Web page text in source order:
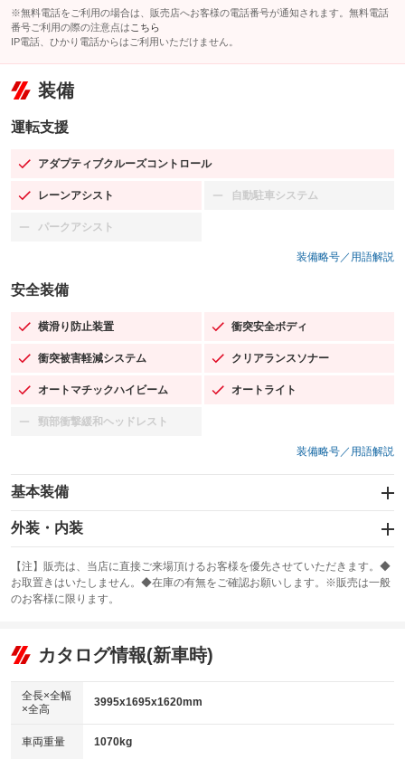
※無料電話をご利用の場合は、販売店へお客様の電話番号が通知されます。無料電話
番号ご利用の際の注意点は こちら
IP電話、ひかり電話からはご利用いただけません。
装備
運転支援
アダプティブクルーズコントロール
：装備あり
レーンアシスト
：装備あり 自動駐車システム
：装備なし
パークアシスト
：装備なし
装備略号／用語解説
安全装備
横滑り防止装置
：装備あり 衝突安全ボディ
：装備あり
衝突被害軽減システム
：装備あり クリアランスソナー
：装備あり
オートマチックハイビーム
：装備あり オートライト
：装備あり
頸部衝撃緩和ヘッドレスト
：装備なし
装備略号／用語解説
基本装備
エアバッグ：運転席/助手席/サイド
：装備あり
：装備なし
サンルーフ
：装備なし ABS
リフトアップ
：装備なし
：装備なし
パワーウィンドウ
アイドリングストップ
：装備あり
外装・内装
カーナビ：SDナビ
：装備あり
TV：ワンセグ
：装備あり
ビジュアル：-／DVD再生
：装備あり
アルミホイール：17インチ
：装備あり
【注】販売は、当店に直接ご来場頂けるお客様を優先させていただきます。◆
お取置きはいたしません。◆在庫の有無をご確認お願いします。※販売は一般
のお客様に限ります。
カタログ情報(新車時)
全長×全幅
×全高
3995x1695x1620mm
車両重量 1070kg